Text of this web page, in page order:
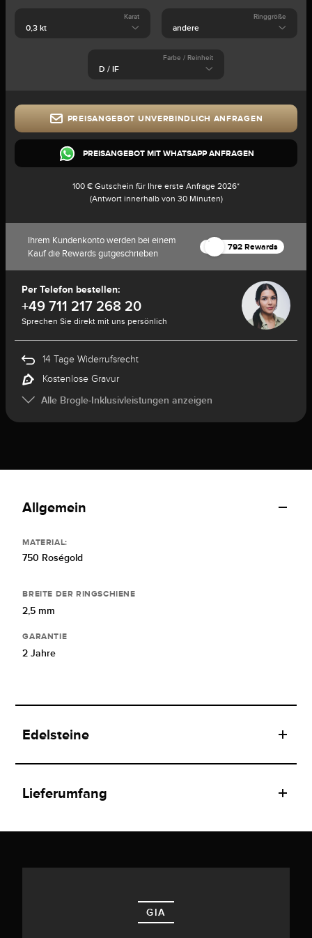
Karat Ringgröße
Farbe / Reinheit
PREISANGEBOT UNVERBINDLICH ANFRAGEN
PREISANGEBOT MIT WHATSAPP ANFRAGEN
100 € Gutschein für Ihre erste Anfrage 2026*
(Antwort innerhalb von 30 Minuten)
Ihrem Kundenkonto werden bei einem
Kauf die Rewards gutgeschrieben
792 Rewards
Per Telefon bestellen:
+49 711 217 268 20
Sprechen Sie direkt mit uns persönlich
14 Tage Widerrufsrecht
Kostenlose Gravur
Alle Brogle-Inklusivleistungen anzeigen
Allgemein
MATERIAL:
750 Roségold
BREITE DER RINGSCHIENE
2,5 mm
GARANTIE
2 Jahre
Edelsteine
Lieferumfang
GIA